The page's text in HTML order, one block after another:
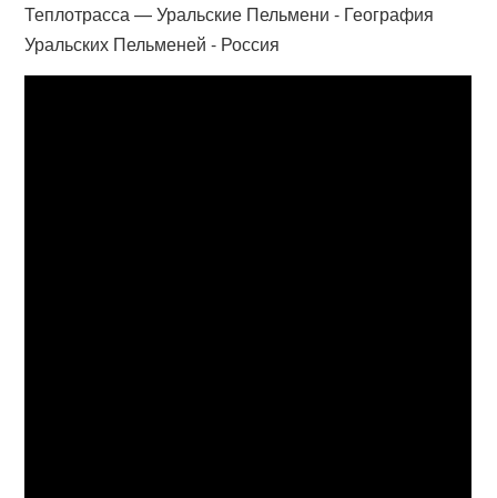
Теплотрасса — Уральские Пельмени - География
Уральских Пельменей - Россия